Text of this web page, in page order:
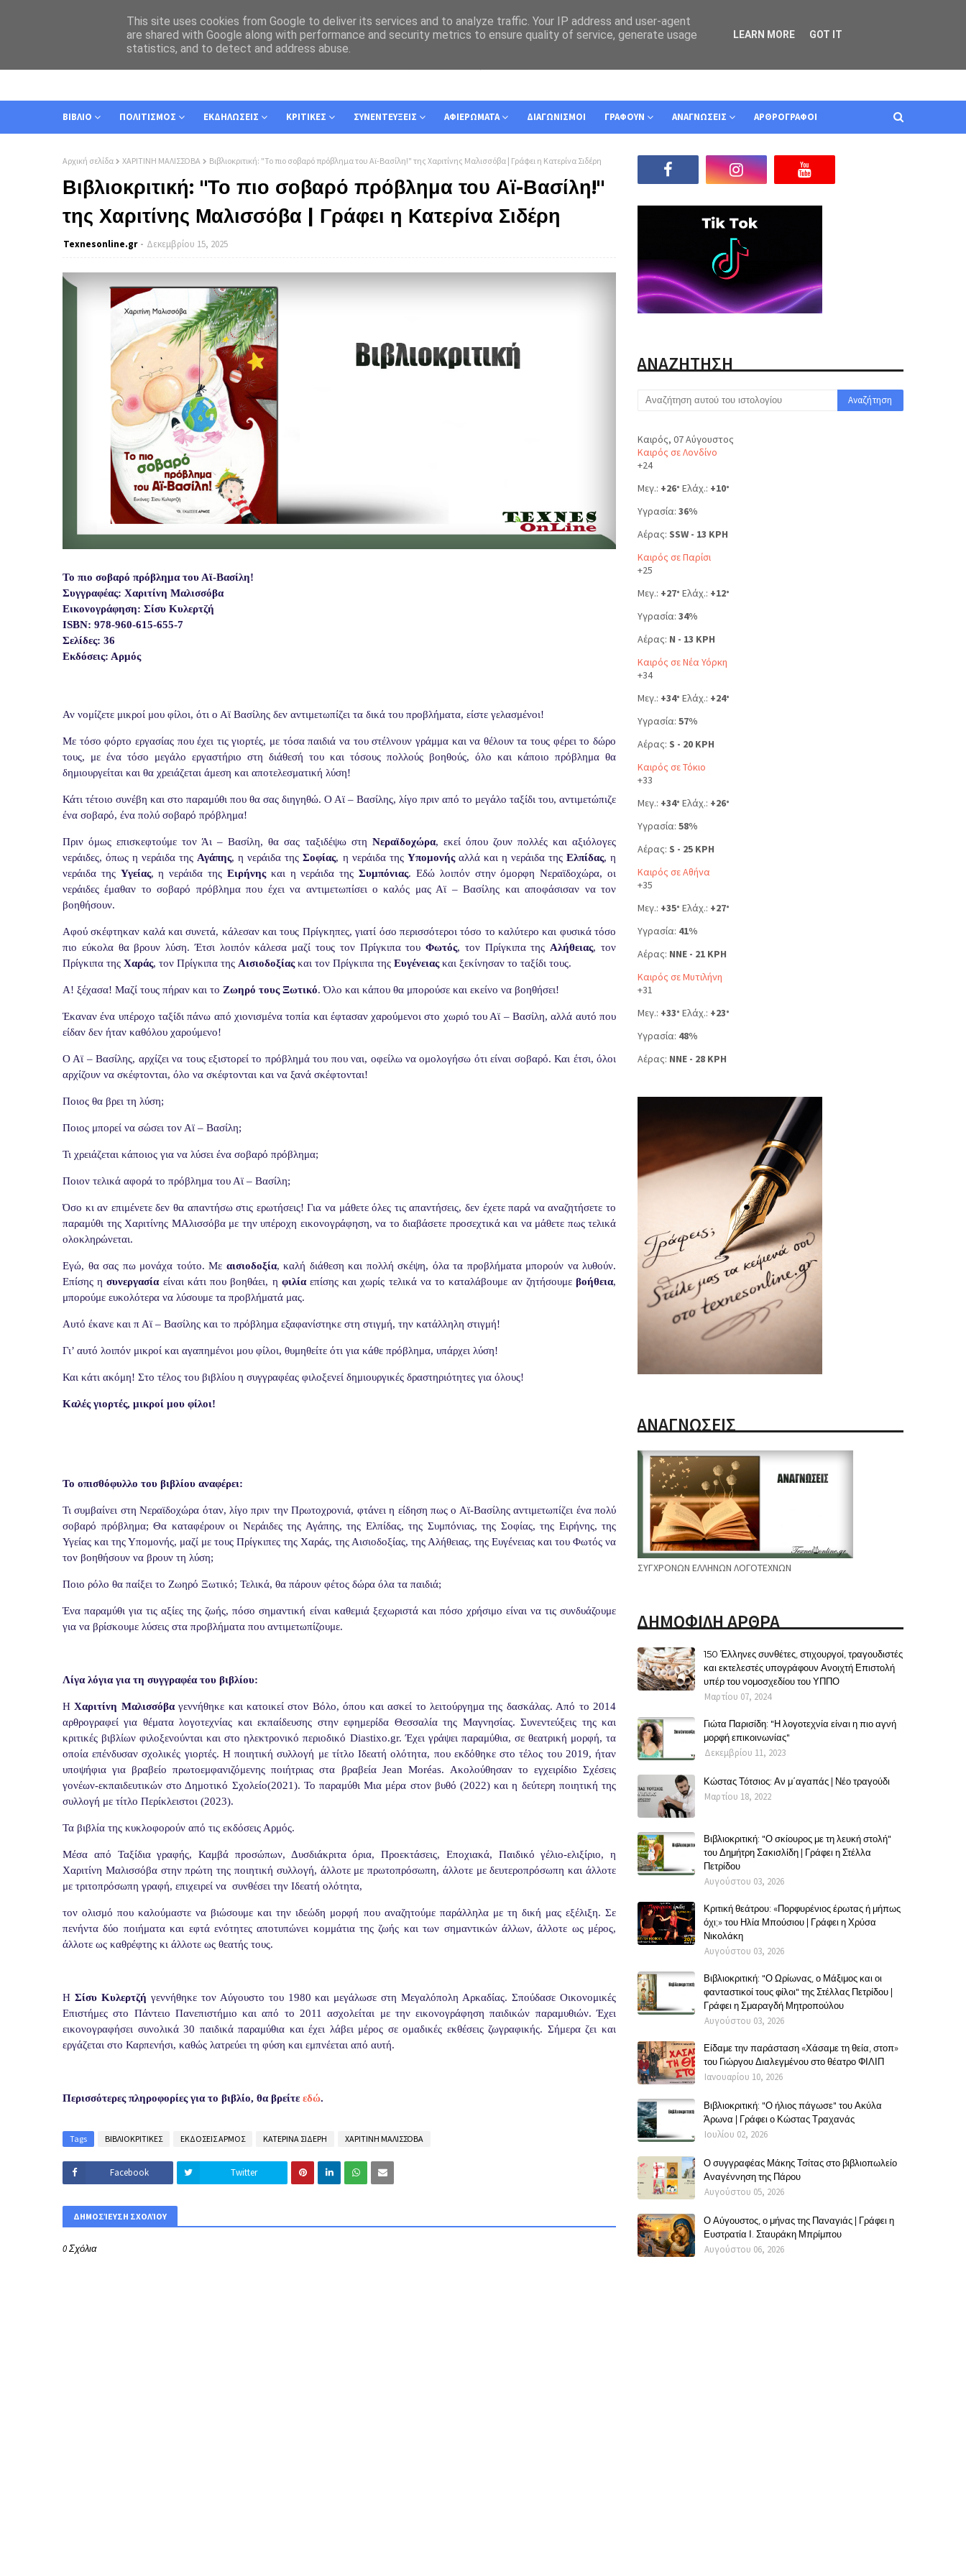
ΣΧΕΤΙΚΑ ΕΠΙΚΟΙΝΩΝΙΑ
ΒΙΒΛΙΟ ΠΟΛΙΤΙΣΜΟΣ ΕΚΔΗΛΩΣΕΙΣ ΚΡΙΤΙΚΕΣ ΣΥΝΕΝΤΕΥΞΕΙΣ ΑΦΙΕΡΩΜΑΤΑ ΔΙΑΓΩΝΙΣΜΟΙ ΓΡΑΦΟΥΝ ΑΝΑΓΝΩΣΕΙΣ ΑΡΘΡΟΓΡΑΦΟΙ
Αρχική σελίδα ΧΑΡΙΤΙΝΗ ΜΑΛΙΣΣΟΒΑ Βιβλιοκριτική: "Το πιο σοβαρό πρόβλημα του Αϊ-Βασίλη!" της Χαριτίνης Μαλισσόβα | Γράφει η Κατερίνα Σιδέρη
Βιβλιοκριτική: "Το πιο σοβαρό πρόβλημα του Αϊ-Βασίλη!"
της Χαριτίνης Μαλισσόβα | Γράφει η Κατερίνα Σιδέρη
Texnesοnline.gr Δεκεμβρίου 15, 2025
Το πιο σοβαρό πρόβλημα του Αϊ-Βασίλη!
Συγγραφέας: Χαριτίνη Μαλισσόβα
Εικονογράφηση: Σίσυ Κυλερτζή
ISBN: 978-960-615-655-7
Σελίδες: 36
Εκδόσεις: Αρμός
Αν νομίζετε μικροί μου φίλοι, ότι ο Αϊ Βασίλης δεν αντιμετωπίζει τα δικά του προβλήματα, είστε γελασμένοι!
Με τόσο φόρτο εργασίας που έχει τις γιορτές, με τόσα παιδιά να του στέλνουν γράμμα και να θέλουν τα τους φέρει το δώρο
τους, με ένα τόσο μεγάλο εργαστήριο στη διάθεσή του και τόσους πολλούς βοηθούς, όλο και κάποιο πρόβλημα θα
δημιουργείται και θα χρειάζεται άμεση και αποτελεσματική λύση!
Κάτι τέτοιο συνέβη και στο παραμύθι που θα σας διηγηθώ. Ο Αϊ – Βασίλης, λίγο πριν από το μεγάλο ταξίδι του, αντιμετώπιζε
ένα σοβαρό, ένα πολύ σοβαρό πρόβλημα!
Πριν όμως επισκεφτούμε τον Άι – Βασίλη, θα σας ταξιδέψω στη Νεραϊδοχώρα, εκεί όπου ζουν πολλές και αξιόλογες
νεράιδες, όπως η νεράιδα της Αγάπης, η νεράιδα τηςΣοφίας, η νεράιδα της Υπομονήςαλλά και η νεράιδα της Ελπίδας, η
νεράιδα της Υγείας, η νεράιδα της Ειρήνηςκαι η νεράιδα τηςΣυμπόνιας. Εδώ λοιπόν στην όμορφη Νεραϊδοχώρα, οι
νεράιδες έμαθαν το σοβαρό πρόβλημα που έχει να αντιμετωπίσει ο καλός μας Αϊ – Βασίλης και αποφάσισαν να τον
βοηθήσουν.
Αφού σκέφτηκαν καλά και συνετά, κάλεσαν και τους Πρίγκηπες, γιατί όσο περισσότεροι τόσο το καλύτερο και φυσικά τόσο
πιο εύκολα θα βρουν λύση. Έτσι λοιπόν κάλεσα μαζί τους τον Πρίγκιπα τουΦωτός, τον Πρίγκιπα της Αλήθειας, τον
Πρίγκιπα της Χαράς, τον Πρίγκιπα της Αισιοδοξίαςκαι τον Πρίγκιπα της Ευγένειαςκαι ξεκίνησαν το ταξίδι τους.
Α! ξέχασα! Μαζί τους πήραν και το Ζωηρό τους Ξωτικό. Όλο και κάπου θα μπορούσε και εκείνο να βοηθήσει!
Έκαναν ένα υπέροχο ταξίδι πάνω από χιονισμένα τοπία και έφτασαν χαρούμενοι στο χωριό του Αϊ – Βασίλη, αλλά αυτό που
είδαν δεν ήταν καθόλου χαρούμενο!
Ο Αϊ – Βασίλης, αρχίζει να τους εξιστορεί το πρόβλημά του που ναι, οφείλω να ομολογήσω ότι είναι σοβαρό. Και έτσι, όλοι
αρχίζουν να σκέφτονται, όλο να σκέφτονται και να ξανά σκέφτονται!
Ποιος θα βρει τη λύση;
Ποιος μπορεί να σώσει τον Αϊ – Βασίλη;
Τι χρειάζεται κάποιος για να λύσει ένα σοβαρό πρόβλημα;
Ποιον τελικά αφορά το πρόβλημα του Αϊ – Βασίλη;
Όσο κι αν επιμένετε δεν θα απαντήσω στις ερωτήσεις! Για να μάθετε όλες τις απαντήσεις, δεν έχετε παρά να αναζητήσετε το
παραμύθι της Χαριτίνης ΜΑλισσόβα με την υπέροχη εικονογράφηση, να το διαβάσετε προσεχτικά και να μάθετε πως τελικά
ολοκληρώνεται.
Εγώ, θα σας πω μονάχα τούτο. Με αισιοδοξία, καλή διάθεση και πολλή σκέψη, όλα τα προβλήματα μπορούν να λυθούν.
Επίσης ησυνεργασίαείναι κάτι που βοηθάει, η φιλίαεπίσης και χωρίς τελικά να το καταλάβουμε αν ζητήσουμεβοήθεια,
μπορούμε ευκολότερα να λύσουμε τα προβλήματά μας.
Αυτό έκανε και π Αϊ – Βασίλης και το πρόβλημα εξαφανίστηκε στη στιγμή, την κατάλληλη στιγμή!
Γι’ αυτό λοιπόν μικροί και αγαπημένοι μου φίλοι, θυμηθείτε ότι για κάθε πρόβλημα, υπάρχει λύση!
Και κάτι ακόμη! Στο τέλος του βιβλίου η συγγραφέας φιλοξενεί δημιουργικές δραστηριότητες για όλους!
Καλές γιορτές, μικροί μου φίλοι!
Το οπισθόφυλλο του βιβλίου αναφέρει:
Τι συμβαίνει στη Νεραϊδοχώρα όταν, λίγο πριν την Πρωτοχρονιά, φτάνει η είδηση πως ο Αϊ-Βασίλης αντιμετωπίζει ένα πολύ
σοβαρό πρόβλημα; Θα καταφέρουν οι Νεράιδες της Αγάπης, της Ελπίδας, της Συμπόνιας, της Σοφίας, της Ειρήνης, της
Υγείας και της Υπομονής, μαζί με τους Πρίγκιπες της Χαράς, της Αισιοδοξίας, της Αλήθειας, της Ευγένειας και του Φωτός να
τον βοηθήσουν να βρουν τη λύση;
Ποιο ρόλο θα παίξει το Ζωηρό Ξωτικό; Τελικά, θα πάρουν φέτος δώρα όλα τα παιδιά;
Ένα παραμύθι για τις αξίες της ζωής, πόσο σημαντική είναι καθεμιά ξεχωριστά και πόσο χρήσιμο είναι να τις συνδυάζουμε
για να βρίσκουμε λύσεις στα προβλήματα που αντιμετωπίζουμε.
Λίγα λόγια για τη συγγραφέα του βιβλίου:
ΗΧαριτίνη Μαλισσόβαγεννήθηκε και κατοικεί στον Βόλο, όπου και ασκεί το λειτούργημα της δασκάλας. Από το 2014
αρθρογραφεί για θέματα λογοτεχνίας και εκπαίδευσης στην εφημερίδα Θεσσαλία της Μαγνησίας. Συνεντεύξεις της και
κριτικές βιβλίων φιλοξενούνται και στο ηλεκτρονικό περιοδικό Diastixo.gr. Έχει γράψει παραμύθια, σε θεατρική μορφή, τα
οποία επένδυσαν σχολικές γιορτές. Η ποιητική συλλογή με τίτλο Ιδεατή ολότητα, που εκδόθηκε στο τέλος του 2019, ήταν
υποψήφια για βραβείο πρωτοεμφανιζόμενης ποιήτριας στα βραβεία Jean Moréas. Ακολούθησαν το εγχειρίδιο Σχέσεις
γονέων-εκπαιδευτικών στο Δημοτικό Σχολείο(2021). Το παραμύθι Μια μέρα στον βυθό (2022) και η δεύτερη ποιητική της
συλλογή με τίτλο Περίκλειστοι (2023).
Τα βιβλία της κυκλοφορούν από τις εκδόσεις Αρμός.
Μέσα από Ταξίδια γραφής, Καμβά προσώπων, Δυσδιάκριτα όρια, Προεκτάσεις, Εποχιακά, Παιδικό γέλιο-ελιξίριο, η
Χαριτίνη Μαλισσόβα στην πρώτη της ποιητική συλλογή, άλλοτε με πρωτοπρόσωπη, άλλοτε με δευτεροπρόσωπη και άλλοτε
με τριτοπρόσωπη γραφή, επιχειρεί να συνθέσει την Ιδεατή ολότητα,
τον ολισμό που καλούμαστε να βιώσουμε και την ιδεώδη μορφή που αναζητούμε παράλληλα με τη δική μας εξέλιξη. Σε
πενήντα δύο ποιήματα και εφτά ενότητες αποτυπώνει κομμάτια της ζωής και των σημαντικών άλλων, άλλοτε ως μέρος,
άλλοτε ως καθρέφτης κι άλλοτε ως θεατής τους.
Η Σίσυ Κυλερτζή γεννήθηκε τον Αύγουστο του 1980 και μεγάλωσε στη Μεγαλόπολη Αρκαδίας. Σπούδασε Οικονομικές
Επιστήμες στο Πάντειο Πανεπιστήμιο και από το 2011 ασχολείται με την εικονογράφηση παιδικών παραμυθιών. Έχει
εικονογραφήσει συνολικά 30 παιδικά παραμύθια και έχει λάβει μέρος σε ομαδικές εκθέσεις ζωγραφικής. Σήμερα ζει και
εργάζεται στο Καρπενήσι, καθώς λατρεύει τη φύση και εμπνέεται από αυτή.
Περισσότερες πληροφορίες για το βιβλίο, θα βρείτε εδώ.
Tags ΒΙΒΛΙΟΚΡΙΤΙΚΕΣ ΕΚΔΟΣΕΙΣ ΑΡΜΟΣ ΚΑΤΕΡΙΝΑ ΣΙΔΕΡΗ ΧΑΡΙΤΙΝΗ ΜΑΛΙΣΣΟΒΑ
Facebook Twitter
ΔΗΜΟΣΊΕΥΣΗ ΣΧΟΛΊΟΥ
0 Σχόλια
ΑΝΑΖΗΤΗΣΗ
Καιρός, 07 Αύγουστος
Καιρός σε Λονδίνο
+24
Μεγ.: +26° Ελάχ.: +10°
Υγρασία: 36%
Αέρας: SSW - 13 KPH
Καιρός σε Παρίσι
+25
Μεγ.: +27° Ελάχ.: +12°
Υγρασία: 34%
Αέρας: N - 13 KPH
Καιρός σε Νέα Υόρκη
+34
Μεγ.: +34° Ελάχ.: +24°
Υγρασία: 57%
Αέρας: S - 20 KPH
Καιρός σε Τόκιο
+33
Μεγ.: +34° Ελάχ.: +26°
Υγρασία: 58%
Αέρας: S - 25 KPH
Καιρός σε Αθήνα
+35
Μεγ.: +35° Ελάχ.: +27°
Υγρασία: 41%
Αέρας: NNE - 21 KPH
Καιρός σε Μυτιλήνη
+31
Μεγ.: +33° Ελάχ.: +23°
Υγρασία: 48%
Αέρας: NNE - 28 KPH
ΑΝΑΓΝΩΣΕΙΣ
ΣΥΓΧΡΟΝΩΝ ΕΛΛΗΝΩΝ ΛΟΓΟΤΕΧΝΩΝ
ΔΗΜΟΦΙΛΗ ΑΡΘΡΑ
150 Έλληνες συνθέτες, στιχουργοί, τραγουδιστές
και εκτελεστές υπογράφουν Ανοιχτή Επιστολή
υπέρ του νομοσχεδίου του ΥΠΠΟ
Μαρτίου 07, 2024
Γιώτα Παρισίδη: "Η λογοτεχνία είναι η πιο αγνή
μορφή επικοινωνίας"
Δεκεμβρίου 11, 2023
Κώστας Τότσιος: Αν μ΄αγαπάς | Νέο τραγούδι
Μαρτίου 18, 2022
Βιβλιοκριτική: "Ο σκίουρος με τη λευκή στολή"
του Δημήτρη Σακισλίδη | Γράφει η Στέλλα
Πετρίδου
Αυγούστου 03, 2026
Κριτική θεάτρου: «Πορφυρένιος έρωτας ή μήπως
όχι;» του Ηλία Μπούσιου | Γράφει η Χρύσα
Νικολάκη
Αυγούστου 03, 2026
Βιβλιοκριτική: "Ο Ωρίωνας, ο Μάξιμος και οι
φανταστικοί τους φίλοι" της Στέλλας Πετρίδου |
Γράφει η Σμαραγδή Μητροπούλου
Αυγούστου 03, 2026
Είδαμε την παράσταση «Χάσαμε τη θεία, στοπ»
του Γιώργου Διαλεγμένου στο θέατρο ΦΙΛΙΠ
Ιανουαρίου 10, 2026
Βιβλιοκριτική: "Ο ήλιος πάγωσε" του Ακύλα
Άρωνα | Γράφει ο Κώστας Τραχανάς
Ιουλίου 02, 2026
Ο συγγραφέας Μάκης Τσίτας στο βιβλιοπωλείο
Αναγέννηση της Πάρου
Αυγούστου 05, 2026
Ο Αύγουστος, ο μήνας της Παναγιάς | Γράφει η
Ευστρατία Ι. Σταυράκη Μπρίμπου
Αυγούστου 06, 2026
This site uses cookies from Google to deliver its services and to analyze traffic. Your IP address and user-agent
are shared with Google along with performance and security metrics to ensure quality of service, generate usage
statistics, and to detect and address abuse.
LEARN MORE GOT IT